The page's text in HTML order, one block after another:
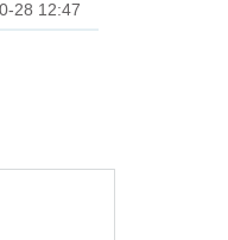
28 12:47